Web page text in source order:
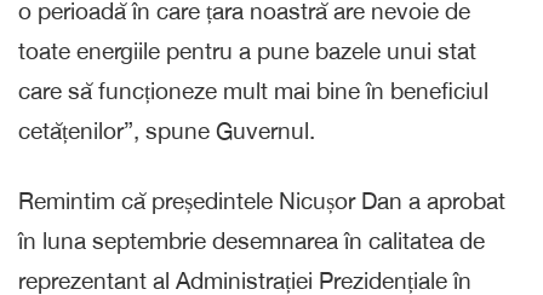
o perioadă în care țara noastră are nevoie de
toate energiile pentru a pune bazele unui stat
care să funcționeze mult mai bine în beneficiul
cetățenilor”, spune Guvernul.
Remintim că președintele Nicușor Dan a aprobat
în luna septembrie desemnarea în calitatea de
reprezentant al Administrației Prezidențiale în